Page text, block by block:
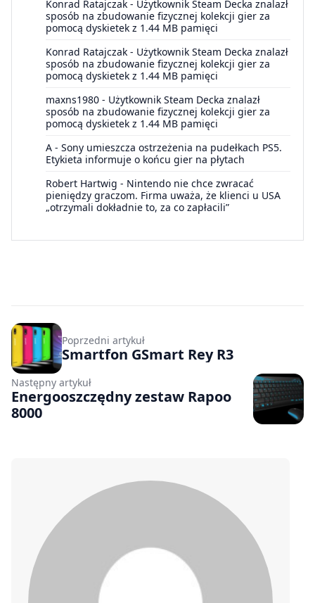
Konrad Ratajczak - Użytkownik Steam Decka znalazł
sposób na zbudowanie fizycznej kolekcji gier za
pomocą dyskietek z 1.44 MB pamięci
Konrad Ratajczak - Użytkownik Steam Decka znalazł
sposób na zbudowanie fizycznej kolekcji gier za
pomocą dyskietek z 1.44 MB pamięci
maxns1980 - Użytkownik Steam Decka znalazł
sposób na zbudowanie fizycznej kolekcji gier za
pomocą dyskietek z 1.44 MB pamięci
A - Sony umieszcza ostrzeżenia na pudełkach PS5.
Etykieta informuje o końcu gier na płytach
Robert Hartwig - Nintendo nie chce zwracać
pieniędzy graczom. Firma uważa, że klienci u USA
„otrzymali dokładnie to, za co zapłacili”
Poprzedni artykuł
Smartfon GSmart Rey R3
Następny artykuł
Energooszczędny zestaw Rapoo
8000